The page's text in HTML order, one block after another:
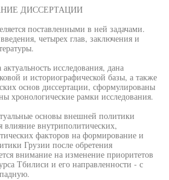
ДИССЕРТАЦИИ
поставленными в ней задачами.
четырех глав, заключения и
исследования, дана
и историографической базы, а также
основ диссертации, сформулированы
хронологические рамки исследования.
основы внешней политики
влияние внутриполитических,
факторов на формирование и
Грузии после обретения
внимание на изменение приоритетов
Тбилиси и его направленности - с